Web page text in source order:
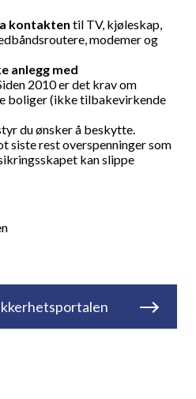
kontakten til TV, kjøleskap,
modemer og
anlegg med
2010 er det krav om
boliger (ikke tilbakevirkende
du ønsker å beskytte.
siste rest overspenninger som
kan slippe